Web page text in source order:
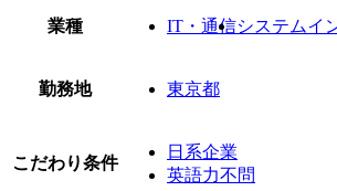
業種 IT・通信システムイ
勤務地 東京都
こだわり条件
日系企業
英語力不問